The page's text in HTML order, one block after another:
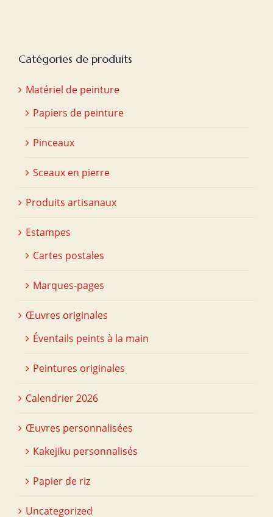
Catégories de produits
Matériel de peinture
Papiers de peinture
Pinceaux
Sceaux en pierre
Produits artisanaux
Estampes
Cartes postales
Marques-pages
Œuvres originales
Éventails peints à la main
Peintures originales
Calendrier 2026
Œuvres personnalisées
Kakejiku personnalisés
Papier de riz
Uncategorized